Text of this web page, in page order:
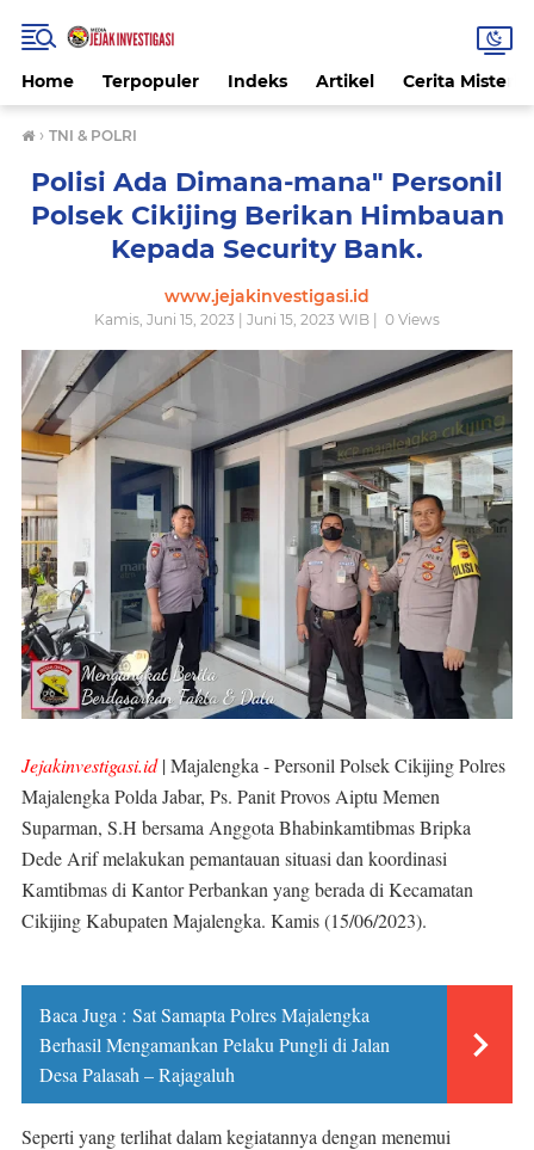
Home Terpopuler Indeks Artikel Cerita Misteri
› TNI & POLRI
Polisi Ada Dimana-mana" Personil
Polsek Cikijing Berikan Himbauan
Kepada Security Bank.
www.jejakinvestigasi.id
Kamis, Juni 15, 2023 | Juni 15, 2023 WIB | 0 Views
Jejakinvestigasi.id| Majalengka - Personil Polsek Cikijing Polres
Majalengka Polda Jabar, Ps. Panit Provos Aiptu Memen
Suparman, S.H bersama Anggota Bhabinkamtibmas Bripka
Dede Arif melakukan pemantauan situasi dan koordinasi
Kamtibmas di Kantor Perbankan yang berada di Kecamatan
Cikijing Kabupaten Majalengka. Kamis (15/06/2023).
Baca Juga : Sat Samapta Polres Majalengka
Berhasil Mengamankan Pelaku Pungli di Jalan
Desa Palasah – Rajagaluh
Seperti yang terlihat dalam kegiatannya dengan menemui